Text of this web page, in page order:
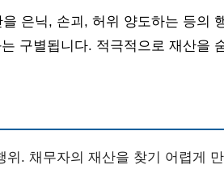
은닉, 손괴, 허위 양도하는 등의
구별됩니다. 적극적으로 재산을
. 채무자의 재산을 찾기 어렵게